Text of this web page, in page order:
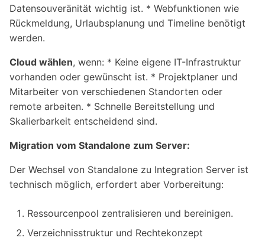
Datensouveränität wichtig ist. * Webfunktionen wie
Rückmeldung, Urlaubsplanung und Timeline benötigt
werden.
Cloud wählen, wenn: * Keine eigene IT-Infrastruktur
vorhanden oder gewünscht ist. * Projektplaner und
Mitarbeiter von verschiedenen Standorten oder
remote arbeiten. * Schnelle Bereitstellung und
Skalierbarkeit entscheidend sind.
Migration vom Standalone zum Server:
Der Wechsel von Standalone zu Integration Server ist
technisch möglich, erfordert aber Vorbereitung:
Ressourcenpool zentralisieren und bereinigen.
Verzeichnisstruktur und Rechtekonzept